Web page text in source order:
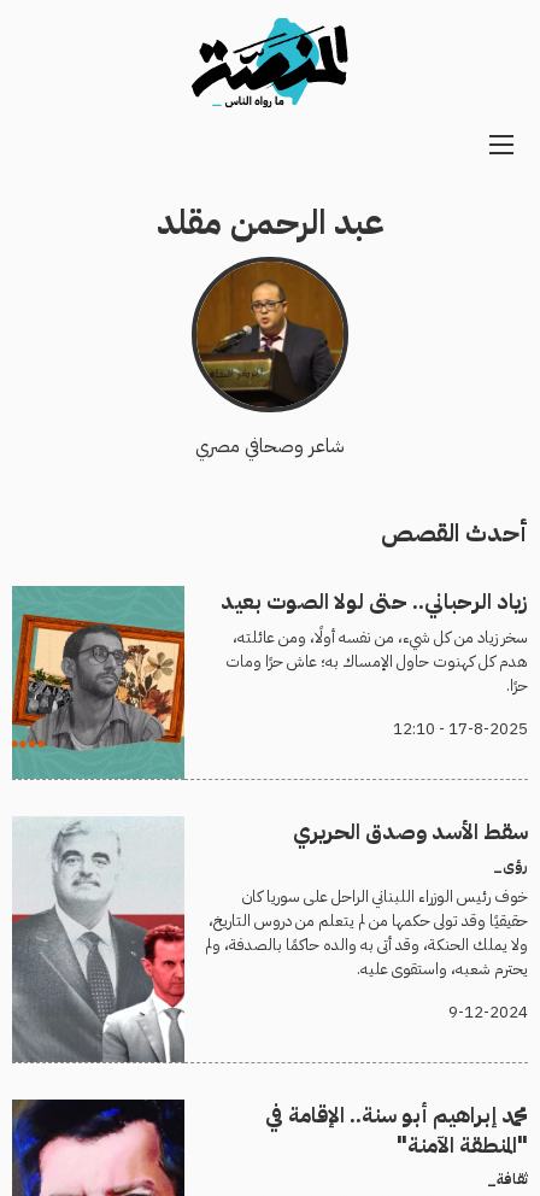
Main
عبد الرحمن مقلد
شاعر وصحافي مصري
أحدث القصص
زياد الرحباني.. حتى لولا الصوت بعيد
سخر زياد من كل شيء، من نفسه أولًا، ومن عائلته،
هدم كل كهنوت حاول الإمساك به؛ عاش حرًا ومات
حرًا.
17-8-2025 - 12:10
سقط الأسد وصدق الحريري
رؤى_
خوف رئيس الوزراء اللبناني الراحل على سوريا كان
حقيقيًا وقد تولى حكمها من لم يتعلم من دروس التاريخ،
ولا يملك الحنكة، وقد أتى به والده حاكمًا بالصدفة، ولم
يحترم شعبه، واستقوى عليه.
9-12-2024
محمد إبراهيم أبو سنة.. الإقامة في
"المنطقة الآمنة"
ثقافة_